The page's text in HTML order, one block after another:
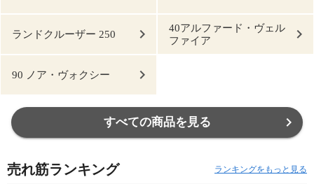
ランドクルーザー 250
40アルファード・ヴェル
ファイア
90 ノア・ヴォクシー
すべての商品を見る
売れ筋ランキング ランキングをもっと見る